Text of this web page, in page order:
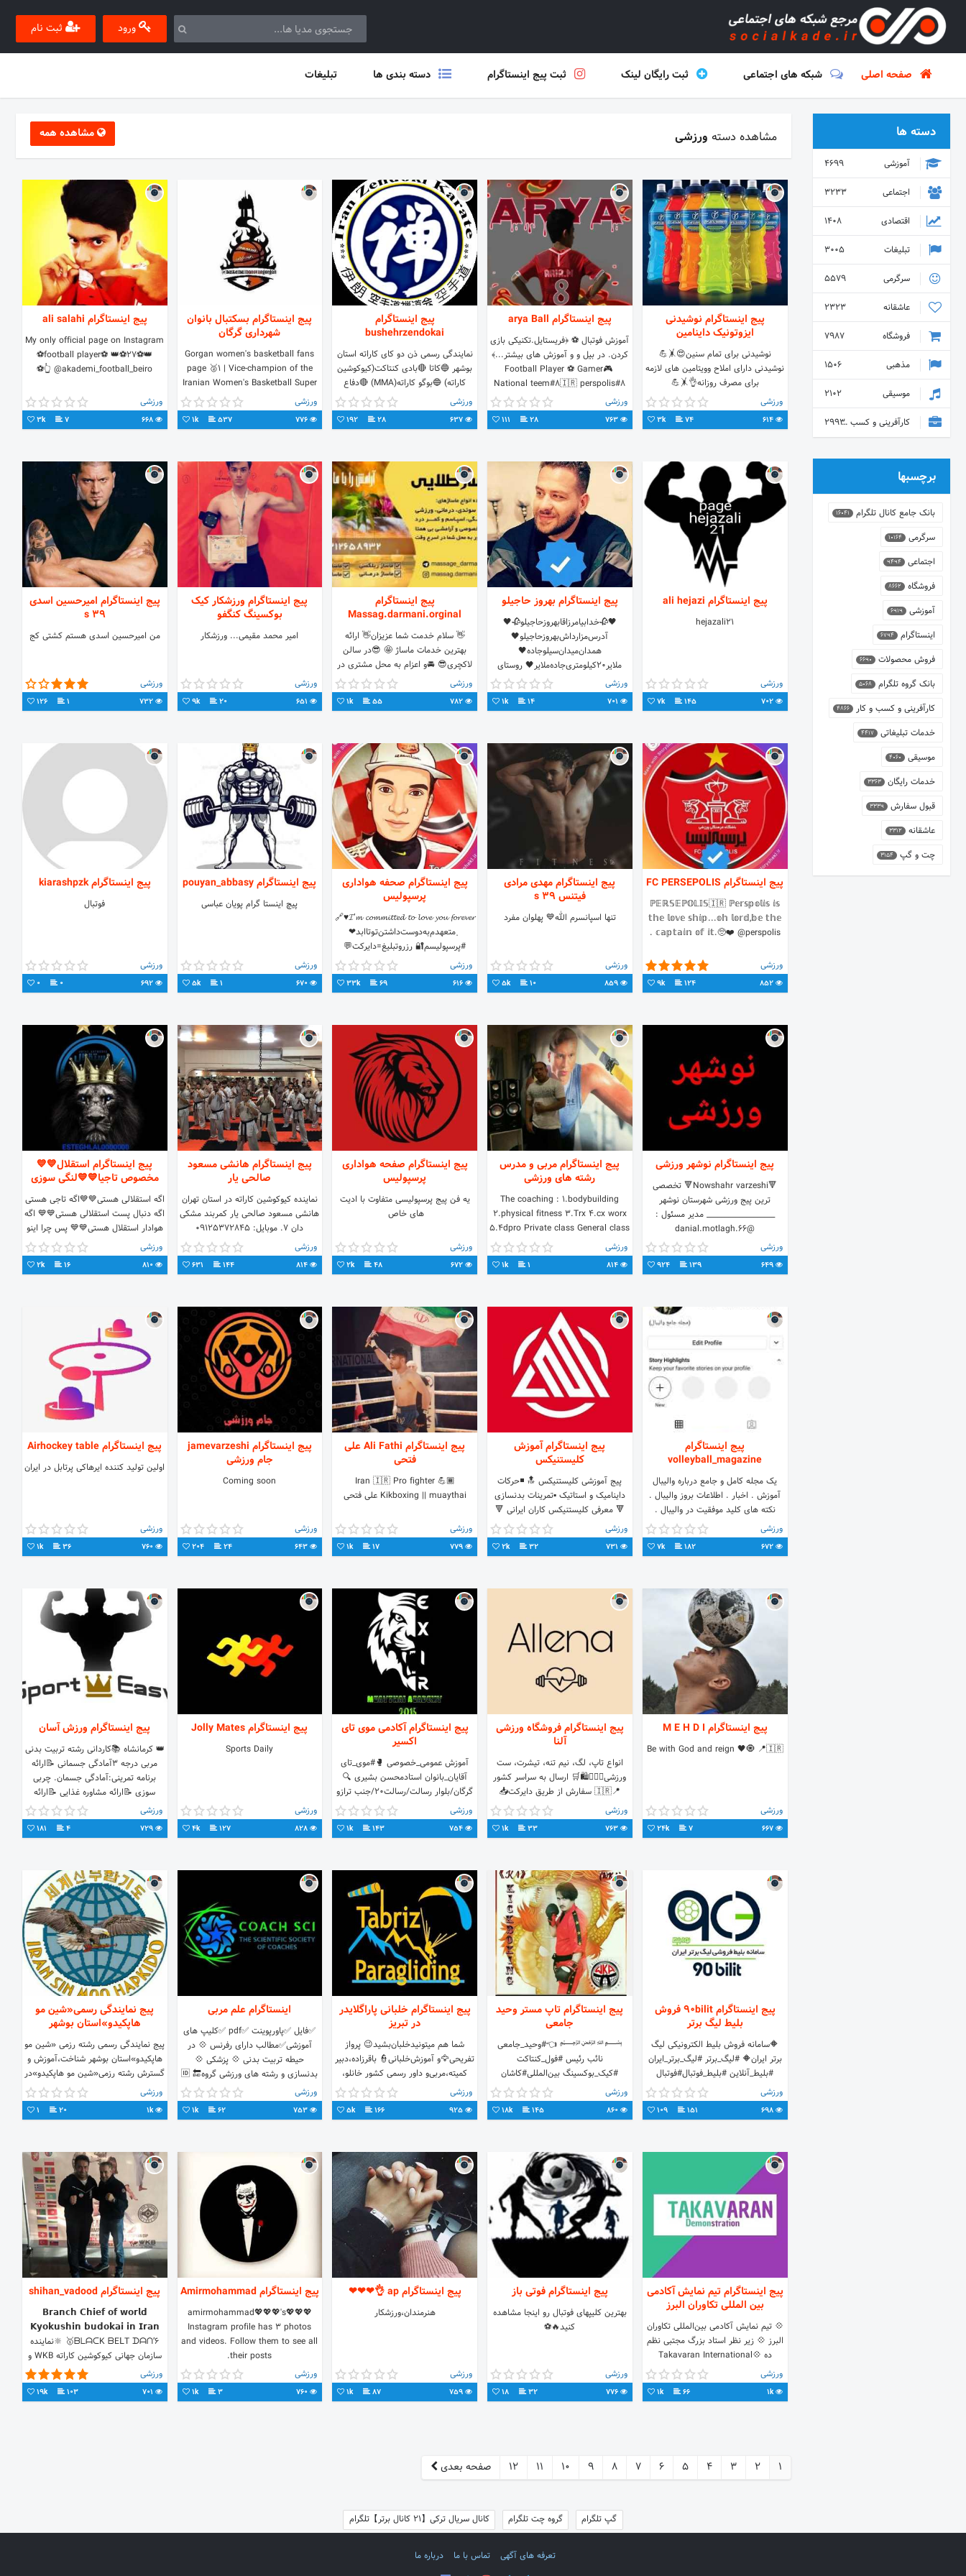
ورود ثبت نام
صفحه اصلی شبکه های اجتماعی ثبت رایگان لینک ثبت پیج اینستاگرام دسته بندی ها تبلیغات
مشاهده دسته ورزشی مشاهده همه
پیج اینستاگرام نوشیدنی
ایزوتونیک داینامین
نوشیدنی برای تمام سنین😍🤸💪
نوشیدنی دارای املاح وویتامین های لازمه
برای مصرف روزانه👌🤸💪
سفارش=دایرکت، تماس.۰۹۳۹۴۱۸۴۶۵۲
ورزشی
614
74
3k
پیج اینستاگرام arya Ball
آموزش فوتبال ⚽ ﴿فریستایل.تکنیکی بازی
کردن. در بیل و و آموزش های بیشتر...﴾
Football Player ⚽ Gamer🎮 ​
National teem#8🇮🇷 perspolis#8
ورزشی
763
28
111
پیج اینستاگرام
bushehrzendokai
نمایندگی رسمی ذن دو کای کاراته استان
بوشهر 🔵کاتا 🔴بادی کنتاکت(کیوکوشین
کاراته) 🔵بوگو کاراته(MMA) 🔴دفاع
شخصی پذیرش نمایندگی و مربی گری از
استان بوشهر
ورزشی
637
28
192
پیج اینستاگرام بسکتبال بانوان
شهرداری گرگان
Gorgan women's basketball fans
page 🥈1 | Vice-champion of the
Iranian Women's Basketball Super
League Responsible manager: Mr.
Chekneh
ورزشی
776
537
1k
پیج اینستاگرام ali salahi
My only official page on Instagram
⚽️football player⚽️ 👑⚽️27⚽️👑
@akademi_football_beiro 👆⚽️
ورزشی
668
7
3k
پیج اینستاگرام ali hejazi
hejazali21
ورزشی
702
145
7k
پیج اینستاگرام بهروز حاجیلو
🖤🥀خدابیامرزاقابهروزحاجیلو🥀🖤
آدرس‌مزارداش‌بهروزحاجیلو🖤
همدان‌میدان‌سیلوجاده🖤
ملایر20کیلومتری‌جاده‌ملایر🖤 روستای
سیاه کمر🖤
ورزشی
14
1k
پیج اینستاگرام
Massag.darmani.orginal
👋 سلام خدمت شما عزیزان👋 ارائه
بهترین خدمات ماساژ 🤩 😎در سالن
لاکچری😎 🚘و اعزام به محل مشتری در
اسرع وقت🚘 ☘️توسط ماسور حرفه ای اقا
☘️ 🌺تجربه ای متفاوت را از ما بخواهید
🌺 09212658932
ورزشی
782
55
1k
پیج اینستاگرام ورزشکار کیک
بوکسینگ کنگفو
امیر محمد مقیمی... ورزشکار
ورزشی
651
20
9k
پیج اینستاگرام امیرحسین اسدی
39 s
من امیرحسین اسدی هستم کشتی کج
ورزشی
732
1
126
پیج اینستاگرام FC PERSEPOLIS
ℙ𝔼ℝ𝕊𝔼ℙ𝕆𝕃𝕀𝕊🇮🇷 ℙ𝕖𝕣𝕤𝕡𝕠𝕝𝕚𝕤 𝕚𝕤
𝕥𝕙𝕖 𝕝𝕠𝕧𝕖 𝕤𝕙𝕚𝕡...𝕠𝕙 𝕝𝕠𝕣𝕕,𝕓𝕖 𝕥𝕙𝕖
𝕔𝕒𝕡𝕥𝕒𝕚𝕟 𝕠𝕗 𝕚𝕥.🥺❤️ @perspolis .
ورزشی
852
124
9k
پیج اینستاگرام مهدی مرادی
فیتنس 39 s
تنها اسپانسرم الله💙 پهلوان مفرد
ورزشی
859
10
5k
پیج اینستاگرام صحفه هواداری
پرسپولیس
𝓘’𝓶 𝓬𝓸𝓶𝓶𝓲𝓽𝓽𝓮𝓭 𝓽𝓸 𝓵𝓸𝓿𝓮 𝔂𝓸𝓾 𝓯𝓸𝓻𝓮𝓿𝓮𝓻♥️🔗
﮼متعهدم‌به‌دوست‌داشتن‌تـو‌تا‌ابد❤
#پرسپولیسم🔐 رزروتبلیغ=دایرکت💬
ورزشی
616
69
33k
پیج اینستاگرام pouyan_abbasy
پیچ اینستا گرام پویان عباسی
ورزشی
670
1
5k
پیج اینستاگرام kiarashpzk
فوتبال
ورزشی
692
0
0
پیج اینستاگرام نوشهر ورزشی
🔻Nowshahr varzeshi🔻 تخصصی
ترین پیج ورزشی شهرستان نوشهر
___________________ مدیر مسئول :
@danial.motlagh.66
ورزشی
649
139
924
پیج اینستاگرام مربی و مدرس
رشته های ورزشی
The coaching : 1.bodybuilding
2.physical fitness 3.Trx 4.cx worx
5.4dpro Private class General class
ورزشی
814
1
1k
پیج اینستاگرام صفحه هواداری
پرسپولیس
یه فن‌ پیج پرسپولیسی متفاوت با ادیت
های خاص ‌
ورزشی
672
48
2k
پیج اینستاگرام هانشی مسعود
صالحی یار
نماینده کیوکوشین کاراته در استان تهران
هانشی مسعود صالحی یار کمربند مشکی
دان ۷. موبایل: 09125372845
ورزشی
814
144
631
پیج اینستاگرام استقلال💙💙
مخصوص تاجیا💙💙لنگی سوزی
اگه استقلالی هستی💙💙اگه تاجی هستی
اگه دنبال پست استقلالی هستی💙💙 اگه
هوادار استقلال هستی💙💙 پس چرا اینو
فالو نکردی💙💙 اگه تاجی هستی فالو کن
💙💙
ورزشی
810
16
2k
پیج اینستاگرام
volleyball_magazine
یک مجله کامل و جامع درباره والیبال
آموزش . اخبار . اطلاعات بروز والیبال .
نکته های کلید موفقیت در والیبال .
ورزشی
672
182
7k
پیج اینستاگرام آموزش
کلیستنیکس
پیج آموزشی کلیستنیکس 🔝 ◾حرکات
داینامیک و استاتیک ▪️تمرینات بدنسازی
🔻 معرفی کلیستنیکس کاران ایرانی 🔻
Tag : #calisthenix_max Mention :
@calisthenix_max
ورزشی
32
2k
پیج اینستاگرام Ali Fathi علی
فتحی
Iran 🇮🇷 Pro fighter 💪🏾
Kikboxing || muaythai علی فتحی
ورزشی
779
17
1k
پیج اینستاگرام jamevarzeshi
جام ورزشی
Coming soon
ورزشی
643
24
204
پیج اینستاگرام Airhockey table
اولین تولید کننده ایرهاکی پرتابل در ایران
ورزشی
760
36
1k
پیج اینستاگرام M E H D I
Be with God and reign 🖤🧿 📍🇮🇷
ورزشی
667
7
24k
پیج اینستاگرام فروشگاه ورزشی
آلنا
انواع تاپ، لگ، نیم تنه، تیشرت، ست
ورزشی🏋🏻‍♀️🛍🛒 ارسال به سراسر کشور
📍🇮🇷 سفارش از طریق دایرکت📥
ورزشی
763
33
1k
پیج اینستاگرام آکادمی موی تای
اکسیر
آموزش عمومی_خصوصی 🥊#موی_تای
آقایان_بانوان استادمحسن بشیری 🔍
گرگان/بلوار رسالت/رسالت۲۰/جنب ترازو
فروشی محک 🕒روزهای زوج ۱۶الی۲۳
جهت اطلاعات بیشتر دایرکت
ورزشی
754
143
1k
پیج اینستاگرام Jolly Mates
Sports Daily
ورزشی
828
127
4k
پیج اینستاگرام ورزش آسان
👑 کرمانشاه 📚کاردانی رشته تربیت بدنی
مربی درجه 3آمادگی جسمانی 📝ارائه
برنامه تمرینی:آمادگی جسمان. چربی
سوزی 📝ارائه مشاوره غذایی 📝ارائه
برنامه ویتامینه
ورزشی
729
4
181
پیج اینستاگرام 90bilit فروش
بلیط لیگ برتر
🔶سامانه فروش بلیط الکترونیکی لیگ
برتر ایران🔶 #لیگ_برتر #لیگ_برتر_ایران
#بلیط_آنلاین #بلیط_فوتبال#فوتبال
#بلیط_الکترونیکی 📌خرید بلیط به سایت
📌
ورزشی
698
151
109
پیج اینستاگرام تاپ مستر وحید
جامعی
﷽ 👈#وحید_جامعی
نائب رئیس #فول_کنتاکت
#کیک_بوکسینگ بین‌المللی#کاشان
#مربی درجه 1 دان شش از #کانادا با
بیش از 30 سال سابقه کانال تلگرام 👇
📱09139992953📱
ورزشی
860
145
18k
پیج اینستاگرام خلبانی پاراگلایدر
در تبریز
شما هم میتونید‌خلبان‌بشید‌😉‌ پرواز
تفریحی🦅‌و آموزش‌خلبانی‌‌👮‌ باقرزاده،دبیر
کمیته،مربی‌و داور رسمی کشور خانلو،
مسئول آموزش استان از سال۸۸ خلبان و
مربی
ورزشی
925
166
5k
اینستاگرام علم مربی
✅فایل ✅پاورپوینت ✅pdf ✅کلیپ های
آموزشی✅مطالب دارای رفرنس 💠 در
حیطه تربیت بدنی 💠 پزشکی 💠
بدنسازی و رشته های ورزشی گروه🔚 🆔
@morabbian_iran آدرس کانال اپارات
و پیج اینستاگرام🔚 🆔 @Coach_Sci
مدیریت⬇️ 🆔 @Mj_Khoshbaten The
#Biomechanics #rehabilitation
#sports_injuries #physiology
ورزشی
753
62
1k
پیج نمایندگی رسمی«شین مو‌
هاپکیدو»استان بوشهر
پیج نمایندگی رسمی رشته رزمی «شین مو
هاپکیدو»استان بوشهر شناخت،آموزش و
گسترش رشته رزمی«شین مو هاپکیدو»در
استان بوشهر ✅دفاع شخصی حرفه ای و
کاربردی ✅ مبارزات آزاد،فول و گراپلینگ
✅ انواع سلاح سرد (چوب،نانچیکو،شمشیر
t.me/bushehrprovincesinmoohapkido
ورزشی
1k
20
1
پیج اینستاگرام تیم نمایش آکادمی
بین المللی تکاوران البرز
💠 تیم نمايش آکادمی بین‌المللی تکاوران
البرز 💠 زیر نظر استاد بزرگ مجتبی نظم
ده‌ 💠Takavaran International
DemoTeam‌ 💠Created by Grand
master Nazmdeh
ورزشی
1k
66
1k
پیج اینستاگرام فوتی باز
بهترین کلیپهای فوتبال رو اینجا مشاهده
کنید🔥⚽
ورزشی
776
32
18
پیج اینستاگرام ap 👌❤❤❤
هنرمندان،ورزشکار
ورزشی
759
87
1k
پیج اینستاگرام Amirmohammad
💖💖💖amirmohammad💖💖💖's
Instagram profile has 3 photos
and videos. Follow them to see all
their posts.
ورزشی
760
3
1k
پیج اینستاگرام shihan_vadood
𝗕𝗿𝗮𝗻𝗰𝗵 𝗖𝗵𝗶𝗲𝗳 𝗼𝗳 𝘄𝗼𝗿𝗹𝗱
𝗞𝘆𝗼𝗸𝘂𝘀𝗵𝗶𝗻 𝗯𝘂𝗱𝗼𝗸𝗮𝗶 𝗶𝗻 𝗜𝗿𝗮𝗻
🥇ᗷᒪᗩᑕK ᗷEᒪT ᗪᗩᑎ’6 🔆نماينده
سازمان جهانى كيوكوشين كاراته WKB و
رييس كيوكوشين كاراته ايران و خاورميانه.
ورزشی
103
19k
1
2
3
4
5
6
7
8
9
10
11
12 صفحه بعدی
دسته ها
آموزشی
4699
اجتماعی
3233
اقتصادی
1408
تبلیغات
3005
سرگرمی
5579
عاشقانه
2323
فروشگاه
7987
مذهبی
1506
موسیقی
2102
کارآفرینی و کسب و کار 2993
برچسبها
بانک جامع کانال تلگرام 16041
سرگرمی 10164
اجتماعی 9494
فروشگاه 8662
آموزشی 6919
اینستاگرام 6794
فروش محصولات 6690
بانک گروه تلگرام 5068
کارآفرینی و کسب و کار 4866
خدمات تبلیغاتی 4417
موسیقی 4060
خدمات رایگان 3363
قبول سفارش 3339
عاشقانه 3312
چت و گپ 3154
گپ تلگرام گروه چت تلگرام کانال سریال ترکی【21 کانال برتر】تلگرام
تعرفه های آگهی تماس با ما درباره ما